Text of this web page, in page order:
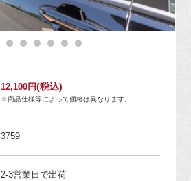
12,100円(税込)
※商品仕様等によって価格は異なります。
3759
2-3営業日で出荷